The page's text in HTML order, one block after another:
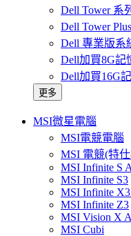
Dell Tower 系列
Dell Tower
Dell 專業版系
Dell加買8G記
Dell加買16G
更多
MSI微星電腦
MSI電競電腦
MSI 電競(特
MSI Infinite S
MSI Infinite S3
MSI Infinite
MSI Infinite Z3
MSI Vision X
MSI Cubi